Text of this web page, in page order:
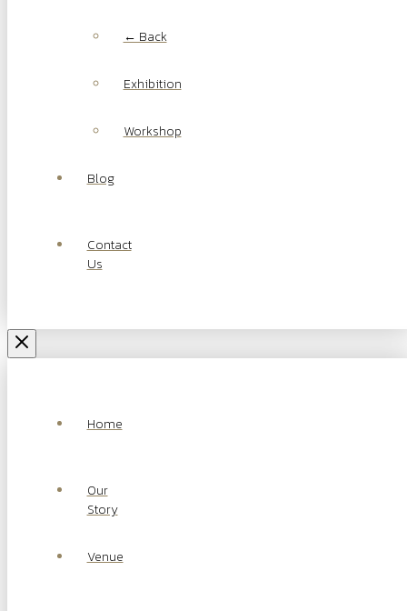
← Back
Exhibition
Workshop
Blog
Contact
Us
Home
Our
Story
Venue